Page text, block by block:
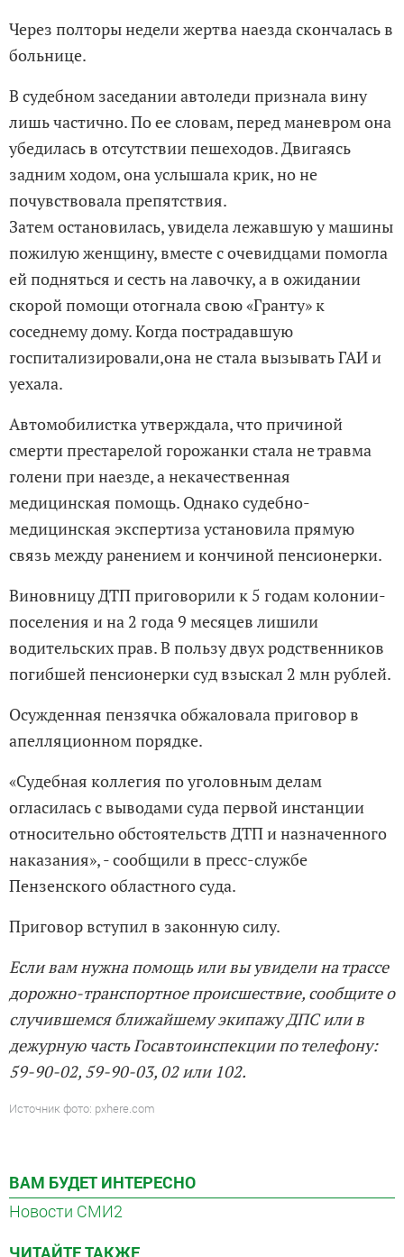
Через полторы недели жертва наезда скончалась в
больнице.
В судебном заседании автоледи признала вину
лишь частично. По ее словам, перед маневром она
убедилась в отсутствии пешеходов. Двигаясь
задним ходом, она услышала крик, но не
почувствовала препятствия.
Затем остановилась, увидела лежавшую у машины
пожилую женщину, вместе с очевидцами помогла
ей подняться и сесть на лавочку, а в ожидании
скорой помощи отогнала свою «Гранту» к
соседнему дому. Когда пострадавшую
госпитализировали,она не стала вызывать ГАИ и
уехала.
Автомобилистка утверждала, что причиной
смерти престарелой горожанки стала не травма
голени при наезде, а некачественная
медицинская помощь. Однако судебно-
медицинская экспертиза установила прямую
связь между ранением и кончиной пенсионерки.
Виновницу ДТП приговорили к 5 годам колонии-
поселения и на 2 года 9 месяцев лишили
водительских прав. В пользу двух родственников
погибшей пенсионерки суд взыскал 2 млн рублей.
Осужденная пензячка обжаловала приговор в
апелляционном порядке.
«Судебная коллегия по уголовным делам
огласилась с выводами суда первой инстанции
относительно обстоятельств ДТП и назначенного
наказания», - сообщили в пресс-службе
Пензенского областного суда.
Приговор вступил в законную силу.
Если вам нужна помощь или вы увидели на трассе
дорожно-транспортное происшествие, сообщите о
случившемся ближайшему экипажу ДПС или в
дежурную часть Госавтоинспекции по телефону:
59-90-02, 59-90-03, 02 или 102.
Источник фото: pxhere.com
ВАМ БУДЕТ ИНТЕРЕСНО
Новости СМИ2